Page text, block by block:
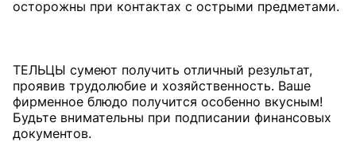
осторожны при контактах с острыми предметами.
ТЕЛЬЦЫ сумеют получить отличный результат,
проявив трудолюбие и хозяйственность. Ваше
фирменное блюдо получится особенно вкусным!
Будьте внимательны при подписании финансовых
документов.